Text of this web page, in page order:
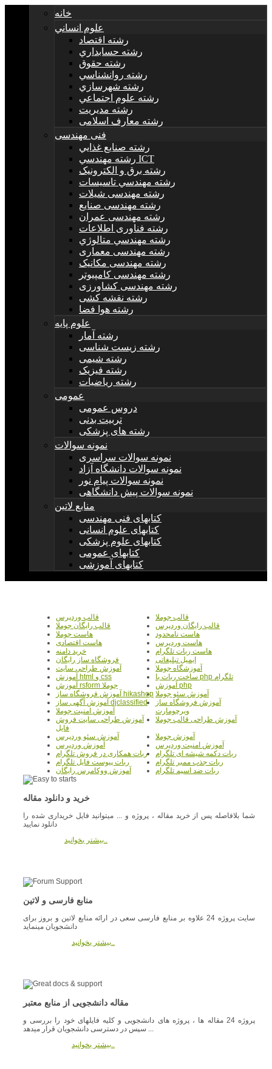
خانه
علوم انساني
رشته اقتصاد
رشته حسابداري
رشته حقوق
رشته روانشناسي
رشته شهرسازي
رشته علوم اجتماعي
رشته مديريت
رشته معارف اسلامی
فنی مهندسی
رشته صنايع غذايي
رشته مهندسي ICT
رشته برق و الکترونيک
رشته مهندسي تاسيسات
رشته مهندسی شیلات
رشته مهندسی صنایع
رشته مهندسی عمران
رشته فناوری اطلاعات
رشته مهندسي متالوژي
رشته مهندسی معماری
رشته مهندسی مکانیک
رشته مهندسی کامپیوتر
رشته مهندسی کشاورزی
رشته نقشه کشی
رشته هوا فضا
علوم پایه
رشته آمار
رشته زیست شناسی
رشته شیمی
رشته فیزیک
رشته ریاضیات
عمومی
دروس عمومی
تربیت بدنی
رشته های پزشکی
نمونه سوالات
نمونه سوالات سراسری
نمونه سوالات دانشگاه آزاد
نمونه سوالات پیام نور
نمونه سوالات پیش دانشگاهی
منابع لاتین
کتابهای فنی مهندسی
کتابهای علوم انسانی
کتابهای علوم پزشکی
کتابهای عمومی
کتابهای آموزشی
قالب جوملا
قالب وردپرس
قالب رایگان وردپرس
قالب رایگان جوملا
هاست نامحدود
هاست جوملا
هاست وردپرس
هاست اقتصادی
هاست ربات تلگرام
خرید دامنه
ایمیل تبلیغاتی
فروشگاه ساز رایگان
آموزشگاه جوملا
آموزش طراحی سایت
ساخت ربات با php تلگرام
آموزش html و css
آموزش php
آموزش rsform جوملا
آموزش سئو جوملا آموزش فروشگاه ساز hikashop
آموزش فروشگاه ساز
ویرچومارت
آموزش آگهی ساز djclassified
آموزش امنیت جوملا
آموزش طراحی قالب جوملا
آموزش طراحی سایت فروش
فایل
آموزش جوملا
آموزش سئو وردپرس
آموزش امنیت وردپرس
آموزش وردپرس
ربات دکمه شیشه ای تلگرام
ربات همکاری در فروش تلگرام
ربات جذب ممبر تلگرام
ربات پیوست فایل تلگرام
ربات ضد اسپم تلگرام
آموزش ووکامرس رایگان
خرید و دانلود مقاله
شما بلافاصله پس از خرید مقاله ، پروژه و ... میتوانید فایل خریداری شده را
دانلود نمایید
بیشتر بخوانید..
منابع فارسی و لاتین
سایت پروژه 24 علاوه بر منابع فارسی سعی در ارائه منابع لاتین و بروز برای
دانشجویان مینماید
بیشتر بخوانید..
مقاله دانشجویی از منابع معتبر
پروژه 24 مقاله ها ، پروژه های دانشجویی و کلیه فایلهای خود را بررسی و
سپس در دسترسی دانشجویان قرار میدهد ...
بیشتر بخوانید..